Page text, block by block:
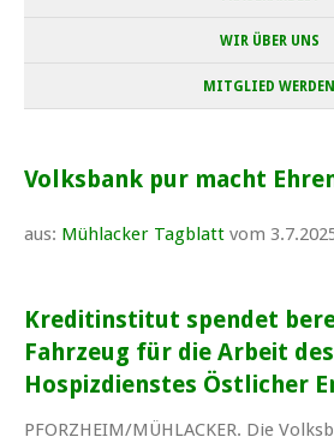
WIR ÜBER UNS
MITGLIED WERDEN
Volksbank pur macht
aus: Mühlacker Tagblatt vom
Kreditinstitut spendet
Fahrzeug für die Arbeit
Hospizdienstes Östlicher
PFORZHEIM/MÜHLACKER. Die